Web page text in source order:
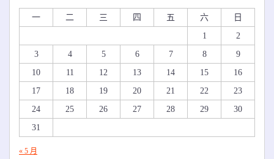
一 二 三 四 五 六
日
1
2
3
4 5 6 7 8
9
10
11 12 13 14 15
16
17
18 19 20 21 22
23
24
25 26 27 28 29
30
31
« 5 月